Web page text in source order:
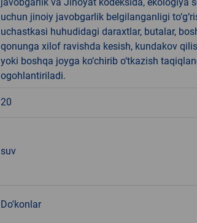
javobgarlik va Jinoyat kodeksida, ekologiya
uchun jinoiy javobgarlik belgilanganligi
uchastkasi huhudidagi daraxtlar, butalar,
qonunga xilof ravishda kesish, kundakov
yoki boshqa joyga ko‘chirib o‘tkazish
ogohlantiriladi.
20
suv
Do'konlar